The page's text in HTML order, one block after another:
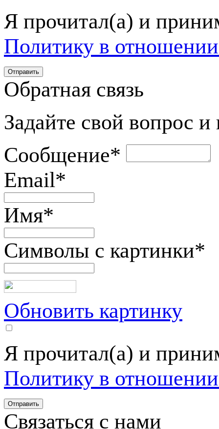
Я прочитал(а) и
Политику в
Обратная связь
Задайте свой вопрос
Сообщение*
Email*
Имя*
Символы с картинки*
Обновить картинку
Я прочитал(а) и
Политику в
Связаться с нами